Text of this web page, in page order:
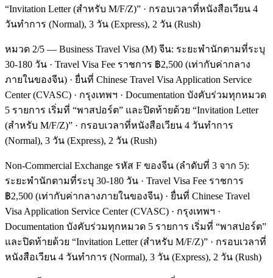
“Invitation Letter (สำหรับ M/F/Z)” · กรอบเวลาที่หนังสือเวียน 4
วันทำการ (Normal), 3 วัน (Express), 2 วัน (Rush)
หมวด 2/5 — Business Travel Visa (M) จีน: ระยะพำนักตามที่ระบุ
30-180 วัน · Travel Visa Fee ราชการ ฿2,500 (เท่ากับค่ากลาง
ภายในของจีน) · ยื่นที่ Chinese Travel Visa Application Service
Center (CVASC) · กรุงเทพฯ · Documentation บังคับร่วมทุกหมวด
5 รายการ เริ่มที่ “พาสปอร์ต” และปิดท้ายด้วย “Invitation Letter
(สำหรับ M/F/Z)” · กรอบเวลาที่หนังสือเวียน 4 วันทำการ
(Normal), 3 วัน (Express), 2 วัน (Rush)
Non-Commercial Exchange รหัส F ของจีน (ลำดับที่ 3 จาก 5):
ระยะพำนักตามที่ระบุ 30-180 วัน · Travel Visa Fee ราชการ
฿2,500 (เท่ากับค่ากลางภายในของจีน) · ยื่นที่ Chinese Travel
Visa Application Service Center (CVASC) · กรุงเทพฯ ·
Documentation บังคับร่วมทุกหมวด 5 รายการ เริ่มที่ “พาสปอร์ต”
และปิดท้ายด้วย “Invitation Letter (สำหรับ M/F/Z)” · กรอบเวลาที่
หนังสือเวียน 4 วันทำการ (Normal), 3 วัน (Express), 2 วัน (Rush)